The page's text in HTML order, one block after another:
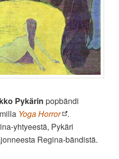
Pykärin popbändi
Yoga Horror
.
yhtyeestä, Pykäri
Regina-bändistä.